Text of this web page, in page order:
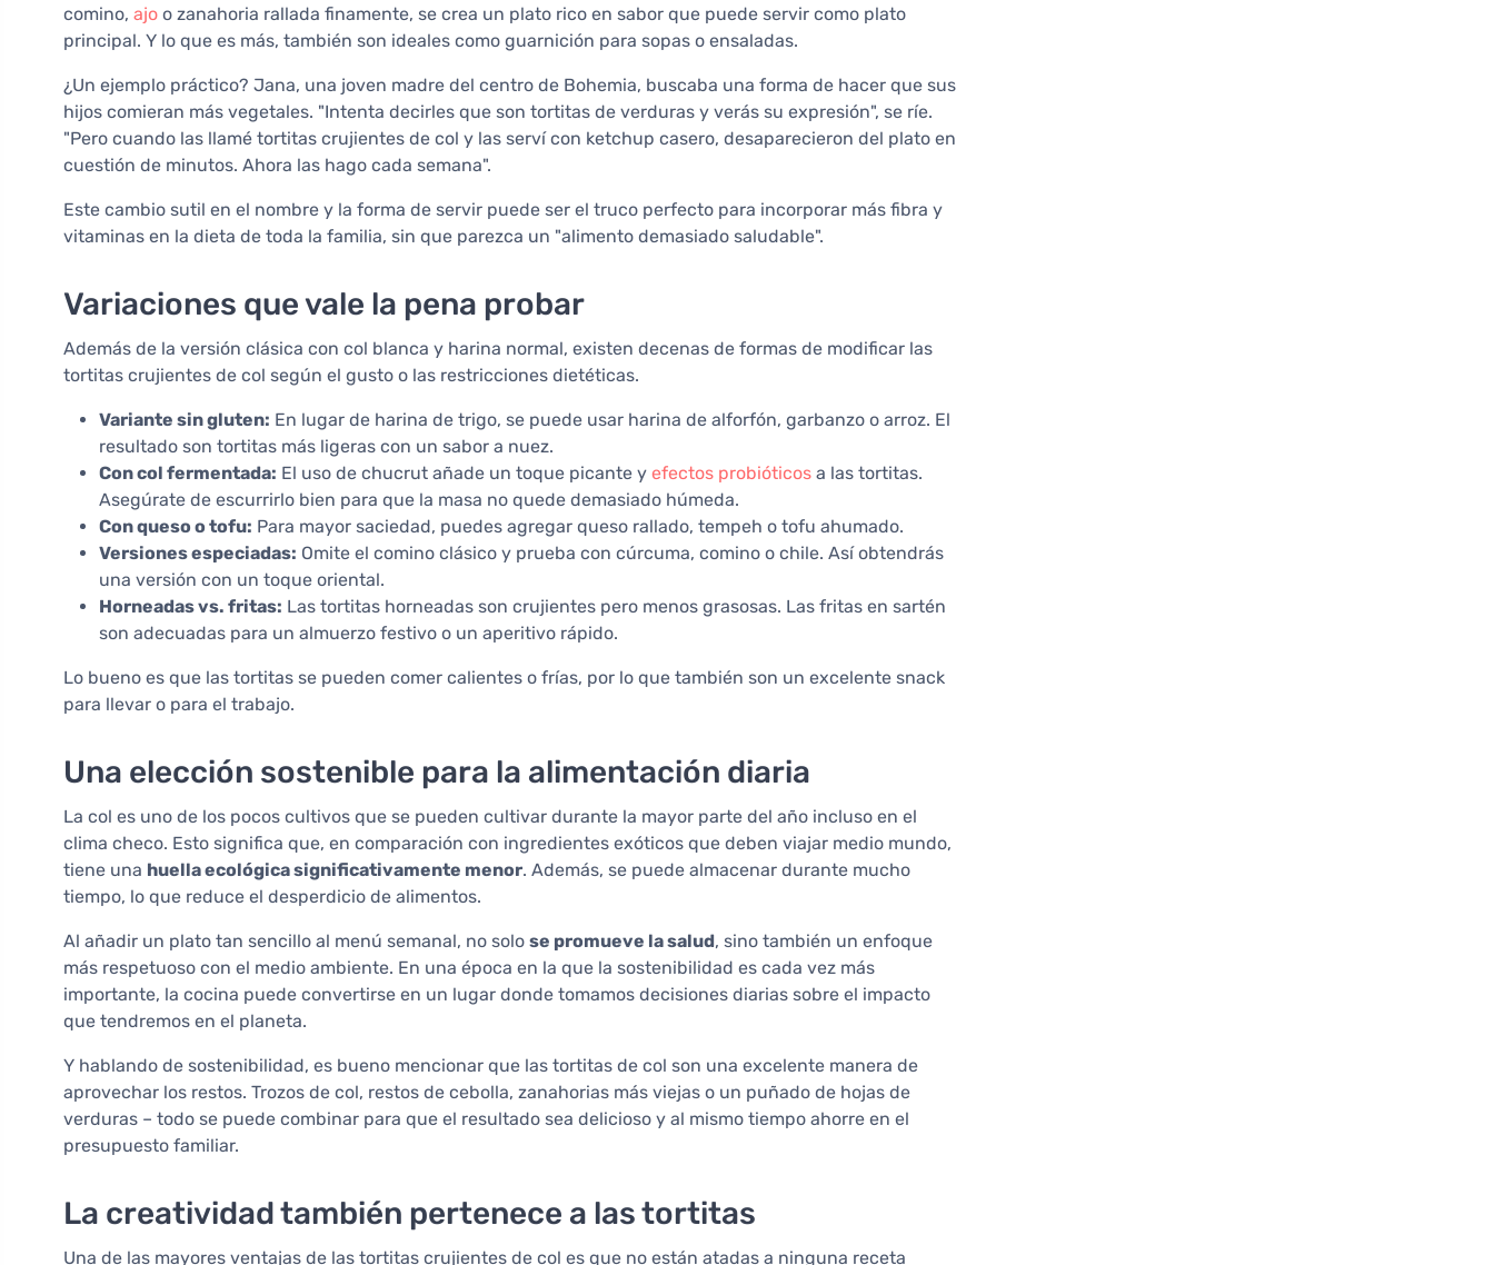
comino, ajo o zanahoria rallada finamente, se crea un plato rico en sabor que puede servir como plato
principal. Y lo que es más, también son ideales como guarnición para sopas o ensaladas.
¿Un ejemplo práctico? Jana, una joven madre del centro de Bohemia, buscaba una forma de hacer que sus
hijos comieran más vegetales. "Intenta decirles que son tortitas de verduras y verás su expresión", se ríe.
"Pero cuando las llamé tortitas crujientes de col y las serví con ketchup casero, desaparecieron del plato en
cuestión de minutos. Ahora las hago cada semana".
Este cambio sutil en el nombre y la forma de servir puede ser el truco perfecto para incorporar más fibra y
vitaminas en la dieta de toda la familia, sin que parezca un "alimento demasiado saludable".
Variaciones que vale la pena probar
Además de la versión clásica con col blanca y harina normal, existen decenas de formas de modificar las
tortitas crujientes de col según el gusto o las restricciones dietéticas.
Variante sin gluten: En lugar de harina de trigo, se puede usar harina de alforfón, garbanzo o arroz. El
resultado son tortitas más ligeras con un sabor a nuez.
Con col fermentada: El uso de chucrut añade un toque picante y efectos probióticos a las tortitas.
Asegúrate de escurrirlo bien para que la masa no quede demasiado húmeda.
Con queso o tofu: Para mayor saciedad, puedes agregar queso rallado, tempeh o tofu ahumado.
Versiones especiadas: Omite el comino clásico y prueba con cúrcuma, comino o chile. Así obtendrás
una versión con un toque oriental.
Horneadas vs. fritas: Las tortitas horneadas son crujientes pero menos grasosas. Las fritas en sartén
son adecuadas para un almuerzo festivo o un aperitivo rápido.
Lo bueno es que las tortitas se pueden comer calientes o frías, por lo que también son un excelente snack
para llevar o para el trabajo.
Una elección sostenible para la alimentación diaria
La col es uno de los pocos cultivos que se pueden cultivar durante la mayor parte del año incluso en el
clima checo. Esto significa que, en comparación con ingredientes exóticos que deben viajar medio mundo,
tiene una huella ecológica significativamente menor. Además, se puede almacenar durante mucho
tiempo, lo que reduce el desperdicio de alimentos.
Al añadir un plato tan sencillo al menú semanal, no solo se promueve la salud, sino también un enfoque
más respetuoso con el medio ambiente. En una época en la que la sostenibilidad es cada vez más
importante, la cocina puede convertirse en un lugar donde tomamos decisiones diarias sobre el impacto
que tendremos en el planeta.
Y hablando de sostenibilidad, es bueno mencionar que las tortitas de col son una excelente manera de
aprovechar los restos. Trozos de col, restos de cebolla, zanahorias más viejas o un puñado de hojas de
verduras – todo se puede combinar para que el resultado sea delicioso y al mismo tiempo ahorre en el
presupuesto familiar.
La creatividad también pertenece a las tortitas
Una de las mayores ventajas de las tortitas crujientes de col es que no están atadas a ninguna receta